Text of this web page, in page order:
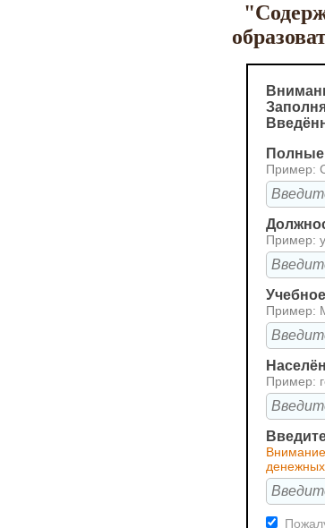
Пример:
Пример:
Пример:
Пример: